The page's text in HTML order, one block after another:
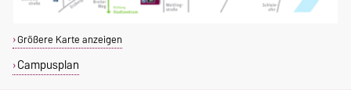
Größere Karte anzeigen
Campusplan